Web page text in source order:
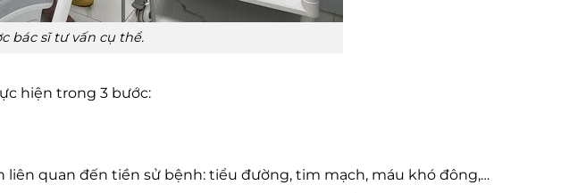
bác sĩ tư vấn cụ thể.
hiện trong 3 bước:
quan đến tiền sử bệnh: tiểu đường, tim mạch, máu khó đông,…